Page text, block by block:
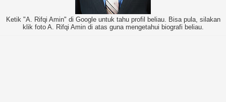
Ketik "A. Rifqi Amin" di Google untuk tahu profil beliau. Bisa pula, silakan
klik foto A. Rifqi Amin di atas guna mengetahui biografi beliau.